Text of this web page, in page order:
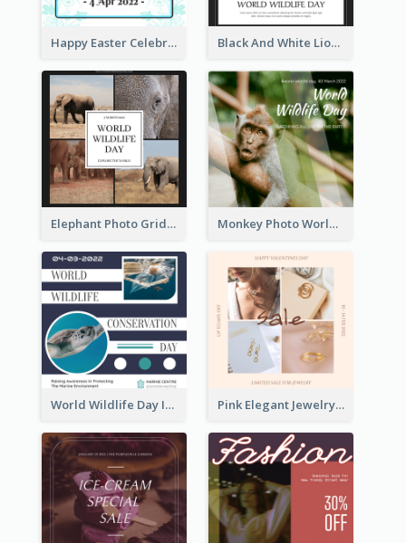
Happy Easter Celebration Instagram Post Black And White Lion World Wildlife Day Instagram Post
Elephant Photo Grid World Wildlife Day Instagram Post Monkey Photo World Wildlife Day Instagram Post
World Wildlife Day Instagram Post Pink Elegant Jewelry Sale Valentines Day Instagram Post